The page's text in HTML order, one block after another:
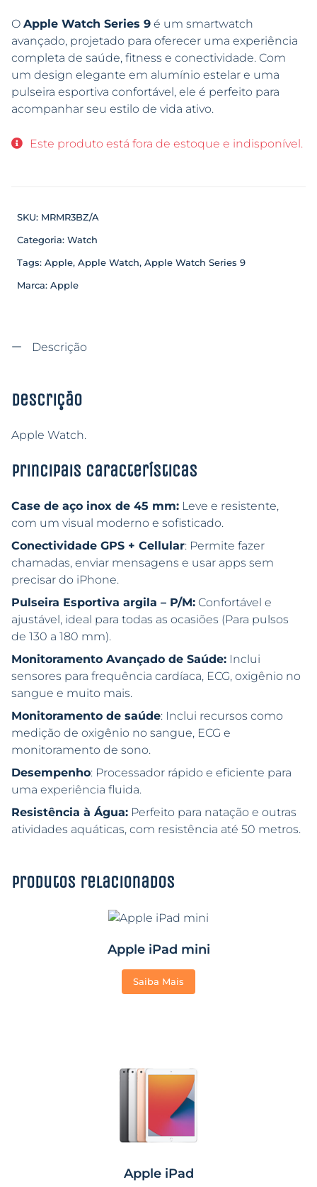
O Apple Watch Series 9 é um smartwatch
avançado, projetado para oferecer uma experiência
completa de saúde, fitness e conectividade. Com
um design elegante em alumínio estelar e uma
pulseira esportiva confortável, ele é perfeito para
acompanhar seu estilo de vida ativo.
Este produto está fora de estoque e indisponível.
SKU: MRMR3BZ/A
Categoria: Watch
Tags: Apple, Apple Watch, Apple Watch Series 9
Marca: Apple
Descrição
Descrição
Apple Watch.
Principais características
Case de aço inox de 45 mm: Leve e resistente,
com um visual moderno e sofisticado.
Conectividade GPS + Cellular: Permite fazer
chamadas, enviar mensagens e usar apps sem
precisar do iPhone.
Pulseira Esportiva argila – P/M: Confortável e
ajustável, ideal para todas as ocasiões (Para pulsos
de 130 a 180 mm).
Monitoramento Avançado de Saúde: Inclui
sensores para frequência cardíaca, ECG, oxigênio no
sangue e muito mais.
Monitoramento de saúde: Inclui recursos como
medição de oxigênio no sangue, ECG e
monitoramento de sono.
Desempenho: Processador rápido e eficiente para
uma experiência fluida.
Resistência à Água: Perfeito para natação e outras
atividades aquáticas, com resistência até 50 metros.
Produtos relacionados
Apple iPad mini
Saiba Mais
Apple iPad